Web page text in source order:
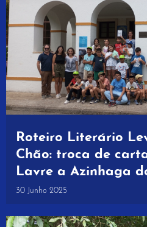
Roteiro Literário
Chão: troca de
Lavre a Azinhaga
30 Junho 2025